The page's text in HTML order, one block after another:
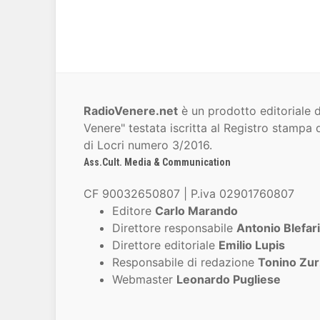
RadioVenere.net è un prodotto editoriale
Venere" testata iscritta al Registro stampa
di Locri numero 3/2016.
Ass.Cult. Media & Communication
CF 90032650807 | P.iva 02901760807
Editore Carlo Marando
Direttore responsabile Antonio Blefari
Direttore editoriale Emilio Lupis
Responsabile di redazione Tonino
Webmaster Leonardo Pugliese